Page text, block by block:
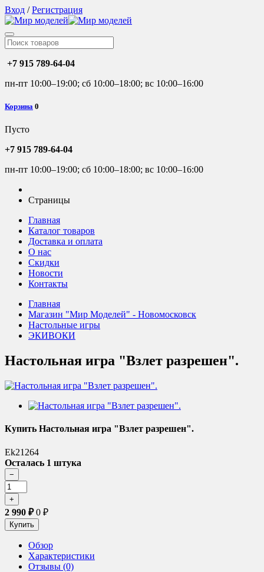
Вход /Регистрация
+7 915 789-64-04
пн-пт 10:00–19:00; сб 10:00–18:00; вс 10:00–16:00
Корзина 0
Пусто
+7 915 789-64-04
пн-пт 10:00–19:00; сб 10:00–18:00; вс 10:00–16:00
Страницы
Главная
Каталог товаров
Доставка и оплата
О нас
Скидки
Новости
Контакты
Главная
Магазин "Мир Моделей" - Новомосковск
Настольные игры
ЭКИВОКИ
Настольная игра "Взлет разрешен".
Купить Настольная игра "Взлет разрешен".
Ek21264
Осталась 1 штука
2 990 ₽0 ₽
Обзор
Характеристики
Отзывы (0)